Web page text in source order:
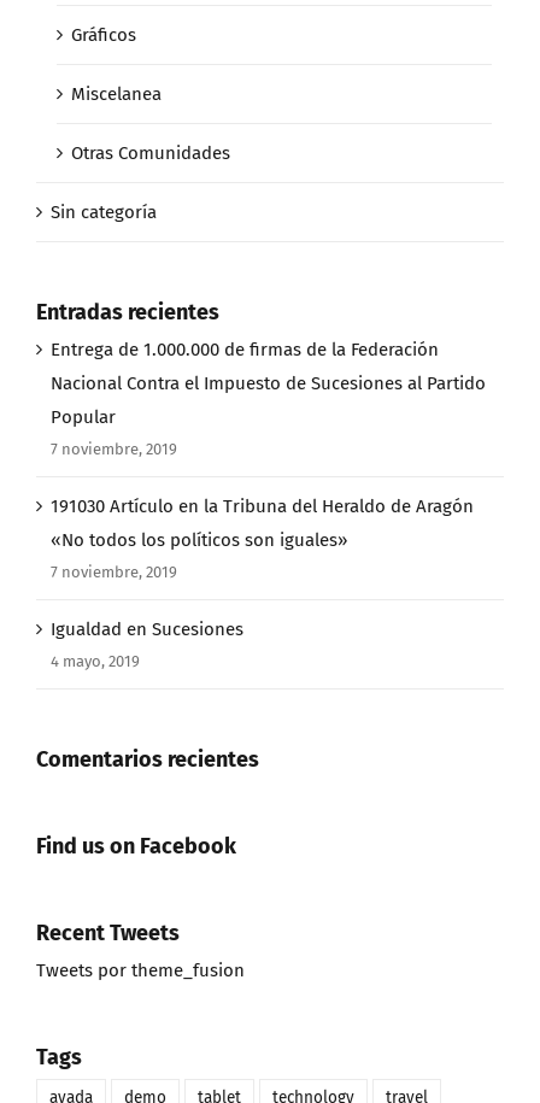
Gráficos
Miscelanea
Otras Comunidades
Sin categoría
Entradas recientes
Entrega de 1.000.000 de firmas de la Federación
Nacional Contra el Impuesto de Sucesiones al Partido
Popular
7 noviembre, 2019
191030 Artículo en la Tribuna del Heraldo de Aragón
«No todos los políticos son iguales»
7 noviembre, 2019
Igualdad en Sucesiones
4 mayo, 2019
Comentarios recientes
Find us on Facebook
Recent Tweets
Tweets por theme_fusion
Tags
avada demo tablet technology travel